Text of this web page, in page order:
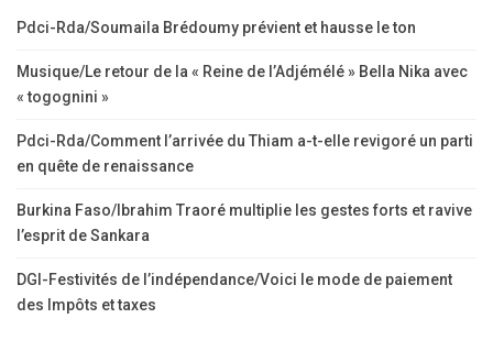
Pdci-Rda/Soumaila Brédoumy prévient et hausse le ton
Musique/Le retour de la « Reine de l’Adjémélé » Bella Nika avec
« togognini »
Pdci-Rda/Comment l’arrivée du Thiam a-t-elle revigoré un parti
en quête de renaissance
Burkina Faso/Ibrahim Traoré multiplie les gestes forts et ravive
l’esprit de Sankara
DGI-Festivités de l’indépendance/Voici le mode de paiement
des Impôts et taxes